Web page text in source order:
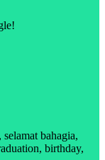
bahagia,
birthday,